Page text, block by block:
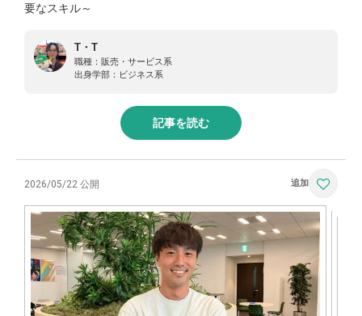
要なスキル～
T・T
職種： 販売・サービス系
出身学部： ビジネス系
記事を読む
2026/05/22 公開